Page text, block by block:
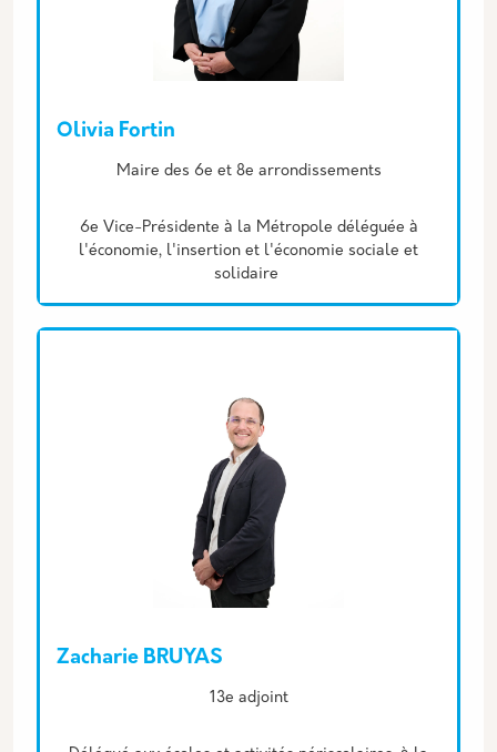
Olivia Fortin
DescriptionMaire des 6e et 8e arrondissements
6e Vice-Présidente à la Métropole déléguée à
l'économie, l'insertion et l'économie sociale et
solidaire
Zacharie BRUYAS
13e adjoint